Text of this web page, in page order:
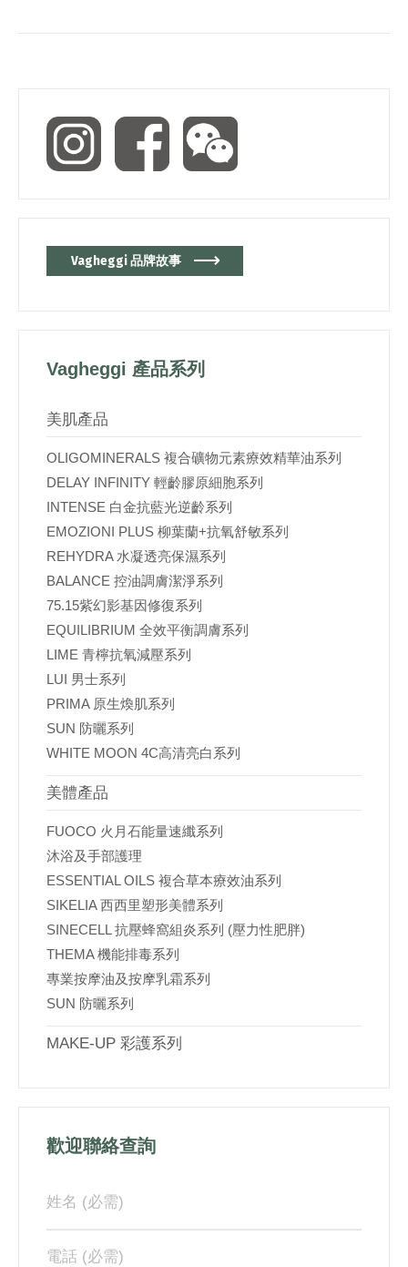
Vagheggi 品牌故事
Vagheggi 產品系列
美肌產品
OLIGOMINERALS 複合礦物元素療效精華油系列
DELAY INFINITY 輕齡膠原細胞系列
INTENSE 白金抗藍光逆齡系列
EMOZIONI PLUS 柳葉蘭+抗氧舒敏系列
REHYDRA 水凝透亮保濕系列
BALANCE 控油調膚潔淨系列
75.15紫幻影基因修復系列
EQUILIBRIUM 全效平衡調膚系列
LIME 青檸抗氧減壓系列
LUI 男士系列
PRIMA 原生煥肌系列
SUN 防曬系列
WHITE MOON 4C高清亮白系列
美體產品
FUOCO 火月石能量速纖系列
沐浴及手部護理
ESSENTIAL OILS 複合草本療效油系列
SIKELIA 西西里塑形美體系列
SINECELL 抗壓蜂窩組炎系列 (壓力性肥胖)
THEMA 機能排毒系列
專業按摩油及按摩乳霜系列
SUN 防曬系列
MAKE-UP 彩護系列
歡迎聯絡查詢